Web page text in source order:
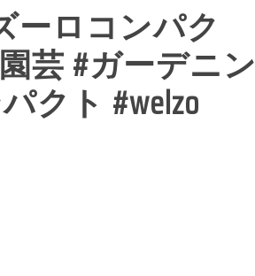
ーロコンパク
芸 #ガーデニン
クト #welzo